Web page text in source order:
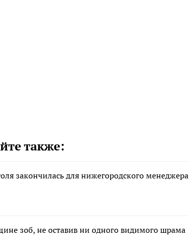
также:
закончилась для нижегородского менеджера
зоб, не оставив ни одного видимого шрама